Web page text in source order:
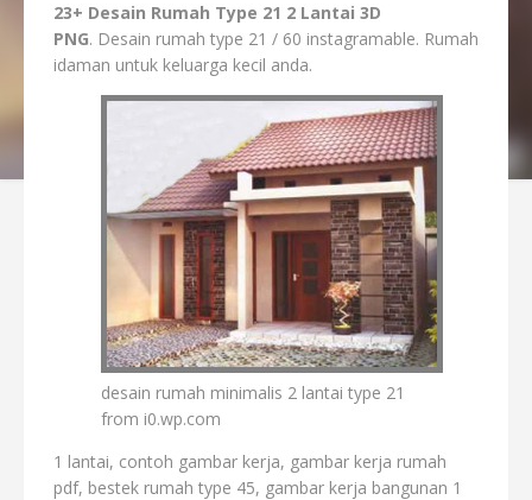
23+ Desain Rumah Type 21 2 Lantai 3D
PNG. Desain rumah type 21 / 60 instagramable. Rumah
idaman untuk keluarga kecil anda.
desain rumah minimalis 2 lantai type 21
from i0.wp.com
1 lantai, contoh gambar kerja, gambar kerja rumah
pdf, bestek rumah type 45, gambar kerja bangunan 1